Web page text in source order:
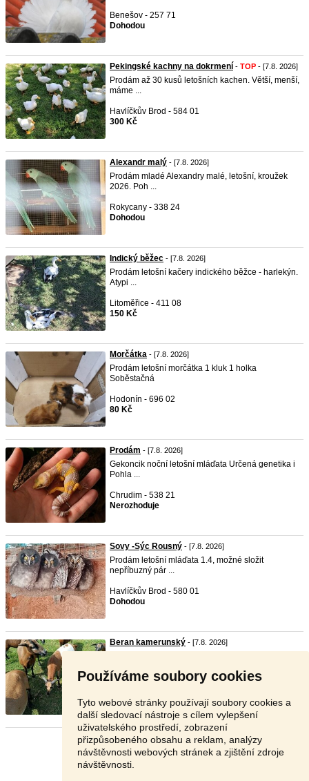
Používáme soubory cookies
Tyto webové stránky používají soubory cookies a
další sledovací nástroje s cílem vylepšení
uživatelského prostředí, zobrazení
přizpůsobeného obsahu a reklam, analýzy
návštěvnosti webových stránek a zjištění zdroje
návštěvnosti.
Benešov - 257 71
Dohodou
Pekingské kachny na dokrmení - TOP - [7.8. 2026]
Prodám až 30 kusů letošních kachen. Větší, menší,
máme ...
Havlíčkův Brod - 584 01
300 Kč
Alexandr malý - [7.8. 2026]
Prodám mladé Alexandry malé, letošní, kroužek
2026. Poh ...
Rokycany - 338 24
Dohodou
Indický běžec - [7.8. 2026]
Prodám letošní kačery indického běžce - harlekýn.
Atypi ...
Litoměřice - 411 08
150 Kč
Morčátka - [7.8. 2026]
Prodám letošní morčátka 1 kluk 1 holka
Soběstačná
Hodonín - 696 02
80 Kč
Prodám - [7.8. 2026]
Gekoncik noční letošní mláďata Určená genetika i
Pohla ...
Chrudim - 538 21
Nerozhoduje
Sovy -Sýc Rousný - [7.8. 2026]
Prodám letošní mláďata 1.4, možné složit
nepříbuzný pár ...
Havlíčkův Brod - 580 01
Dohodou
Beran kamerunský - [7.8. 2026]
Tábor - 391 81
Stránka: 1 2 3 Další